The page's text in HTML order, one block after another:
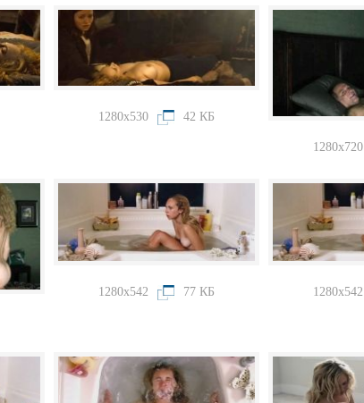
1280x530 42 КБ
1280x720
1280x542 77 КБ 1280x542